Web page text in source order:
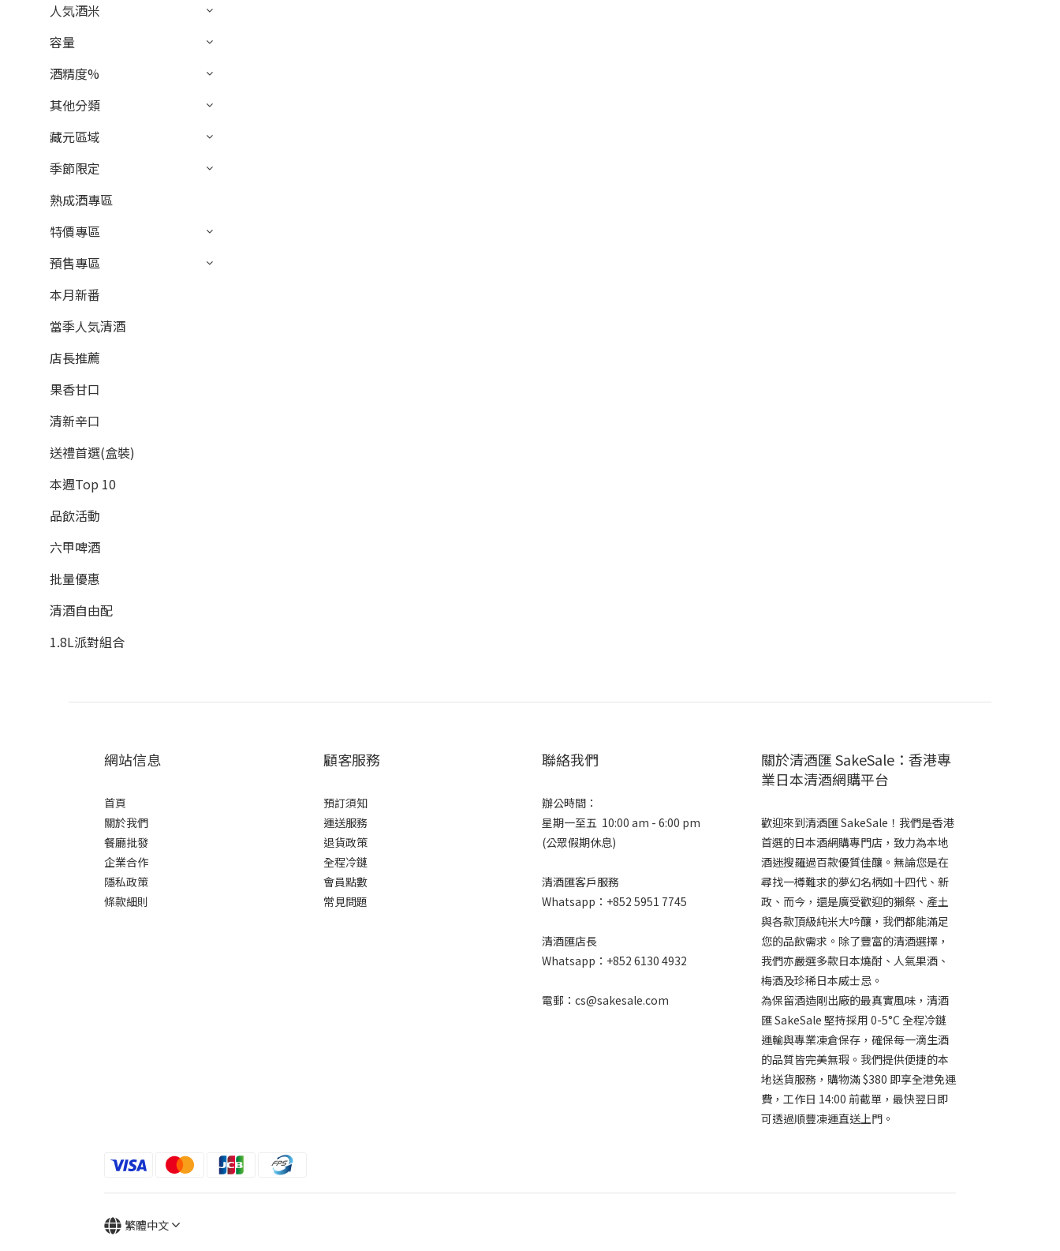
適中... (2)
品牌
Asahisakae 朝日榮 (3)
人気酒米
容量
酒精度%
其他分類
藏元區域
季節限定
熟成酒專區
特價專區
預售專區
本月新番
當季人気清酒
店長推薦
果香甘口
清新辛口
送禮首選(盒裝)
本週Top 10
品飲活動
六甲啤酒
批量優惠
清酒自由配
1.8L派對組合
網站信息
首頁
關於我們
餐廳批發
企業合作
隱私政策
條款細則
顧客服務
預訂須知
運送服務
退貨政策
全程冷鏈
會員點數
常見問題
聯絡我們
辦公時間：
星期一至五 10:00 am - 6:00 pm
(公眾假期休息)
清酒匯客戶服務
Whatsapp：+852 5951 7745
清酒匯店長
Whatsapp：+852 6130 4932
電郵：cs@sakesale.com
關於清酒匯 SakeSale：香港專
業日本清酒網購平台
歡迎來到清酒匯 SakeSale！我們是香港
首選的日本酒網購專門店，致力為本地
酒迷搜羅過百款優質佳釀。無論您是在
尋找一樽難求的夢幻名柄如十四代、新
政、而今，還是廣受歡迎的獺祭、產土
與各款頂級純米大吟釀，我們都能滿足
您的品飲需求。除了豐富的清酒選擇，
我們亦嚴選多款日本燒酎、人氣果酒、
梅酒及珍稀日本威士忌。
為保留酒造剛出廠的最真實風味，清酒
匯 SakeSale 堅持採用 0-5°C 全程冷鏈
運輸與專業凍倉保存，確保每一滴生酒
的品質皆完美無瑕。我們提供便捷的本
地送貨服務，購物滿 $380 即享全港免運
費，工作日 14:00 前截單，最快翌日即
可透過順豐凍運直送上門。
繁體中文